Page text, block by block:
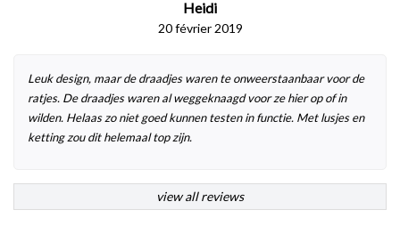
Heidi
20 février 2019
Leuk design, maar de draadjes waren te onweerstaanbaar voor de
ratjes. De draadjes waren al weggeknaagd voor ze hier op of in
wilden. Helaas zo niet goed kunnen testen in functie. Met lusjes en
ketting zou dit helemaal top zijn.
view all reviews